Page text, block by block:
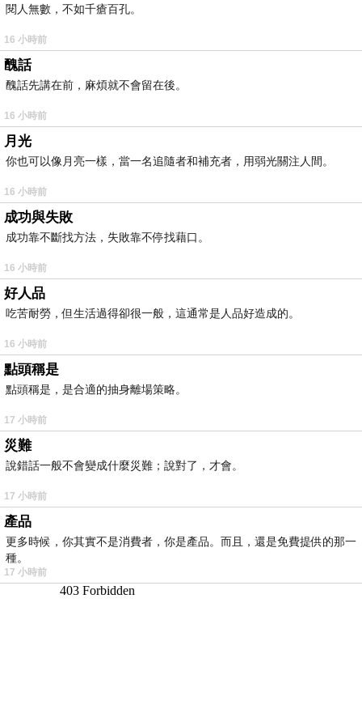
閱人無數，不如千瘡百孔。
16 小時前
醜話
醜話先講在前，麻煩就不會留在後。
16 小時前
月光
你也可以像月亮一樣，當一名追隨者和補充者，用弱光關注人間。
16 小時前
成功與失敗
成功靠不斷找方法，失敗靠不停找藉口。
16 小時前
好人品
吃苦耐勞，但生活過得卻很一般，這通常是人品好造成的。
16 小時前
點頭稱是
點頭稱是，是合適的抽身離場策略。
17 小時前
災難
說錯話一般不會變成什麼災難；說對了，才會。
17 小時前
產品
更多時候，你其實不是消費者，你是產品。而且，還是免費提供的那一
種。
17 小時前